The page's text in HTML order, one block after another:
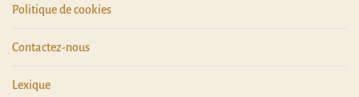
Politique de cookies
Contactez-nous
Lexique